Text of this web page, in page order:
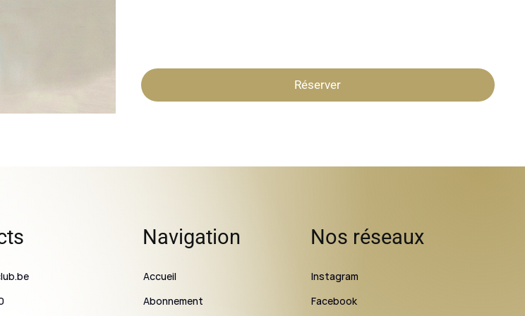
Réserver
Navigation
Accueil
Abonnement
Nos réseaux
Instagram
Facebook